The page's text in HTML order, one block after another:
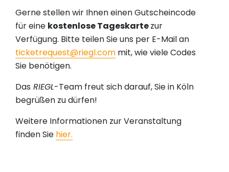
Gerne stellen wir Ihnen einen Gutscheincode
für eine kostenlose Tageskartezur
Verfügung. Bitte teilen Sie uns per E-Mail an
ticketrequest@riegl.com mit, wie viele Codes
Sie benötigen.
Das RIEGL-Team freut sich darauf, Sie in Köln
begrüßen zu dürfen!
Weitere Informationen zur Veranstaltung
finden Sie hier.